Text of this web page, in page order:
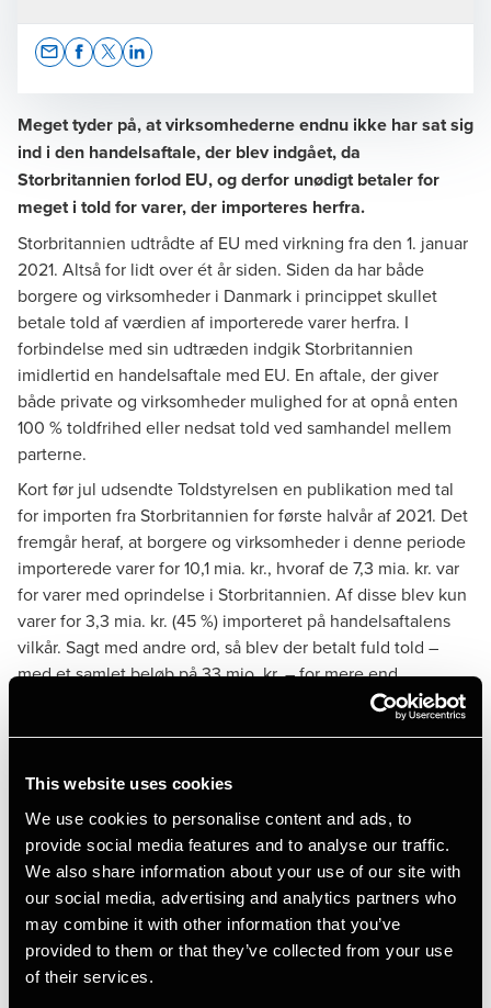
This website uses cookies
We use cookies to personalise content and ads, to
provide social media features and to analyse our traffic.
We also share information about your use of our site with
our social media, advertising and analytics partners who
may combine it with other information that you’ve
provided to them or that they’ve collected from your use
of their services.
Meget tyder på, at virksomhederne endnu ikke har sat sig
ind i den handelsaftale, der blev indgået, da
Storbritannien forlod EU, og derfor unødigt betaler for
meget i told for varer, der importeres herfra.
Storbritannien udtrådte af EU med virkning fra den 1. januar
2021. Altså for lidt over ét år siden. Siden da har både
borgere og virksomheder i Danmark i princippet skullet
betale told af værdien af importerede varer herfra. I
forbindelse med sin udtræden indgik Storbritannien
imidlertid en handelsaftale med EU. En aftale, der giver
både private og virksomheder mulighed for at opnå enten
100 % toldfrihed eller nedsat told ved samhandel mellem
parterne.
Kort før jul udsendte Toldstyrelsen en publikation med tal
for importen fra Storbritannien for første halvår af 2021. Det
fremgår heraf, at borgere og virksomheder i denne periode
importerede varer for 10,1 mia. kr., hvoraf de 7,3 mia. kr. var
for varer med oprindelse i Storbritannien. Af disse blev kun
varer for 3,3 mia. kr. (45 %) importeret på handelsaftalens
vilkår. Sagt med andre ord, så blev der betalt fuld told –
med et samlet beløb på 33 mio. kr. – for mere end
halvdelen af alle varer med oprindelse i Storbritannien. I de
Betingelser for toldfrihed
Ifølge handelsaftalen er det muligt at importere alle slags
varer toldfrit, hvis det kan dokumenteres, at varerne enten
fuldt ud er fremstillet eller i væsentligt omfang forarbejdet i
Storbritannien.
Der findes tre forskellige måder, hvorpå en vares oprindelse
kan dokumenteres:
Marika Rasmussen